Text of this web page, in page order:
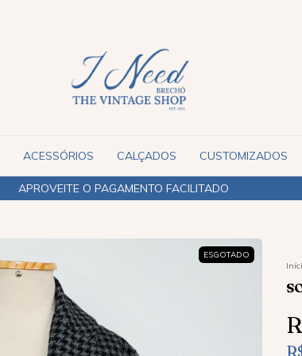
APROVEITE O PAGAMENTO FACILITADO
ACESSÓRIOS CALÇADOS CUSTOMIZADOS
ESGOTADO